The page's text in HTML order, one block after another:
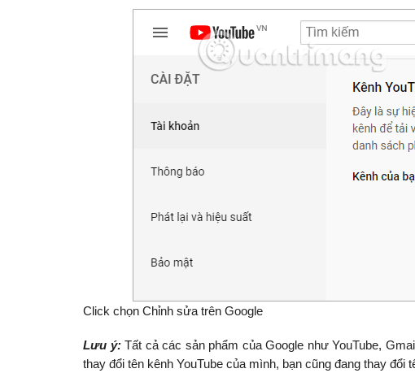
Click chọn Chỉnh sửa trên Google
Lưu ý:Tất cả các sản phẩm của Google như YouTube,
thay đổi tên kênh YouTube của mình, bạn cũng đang thay